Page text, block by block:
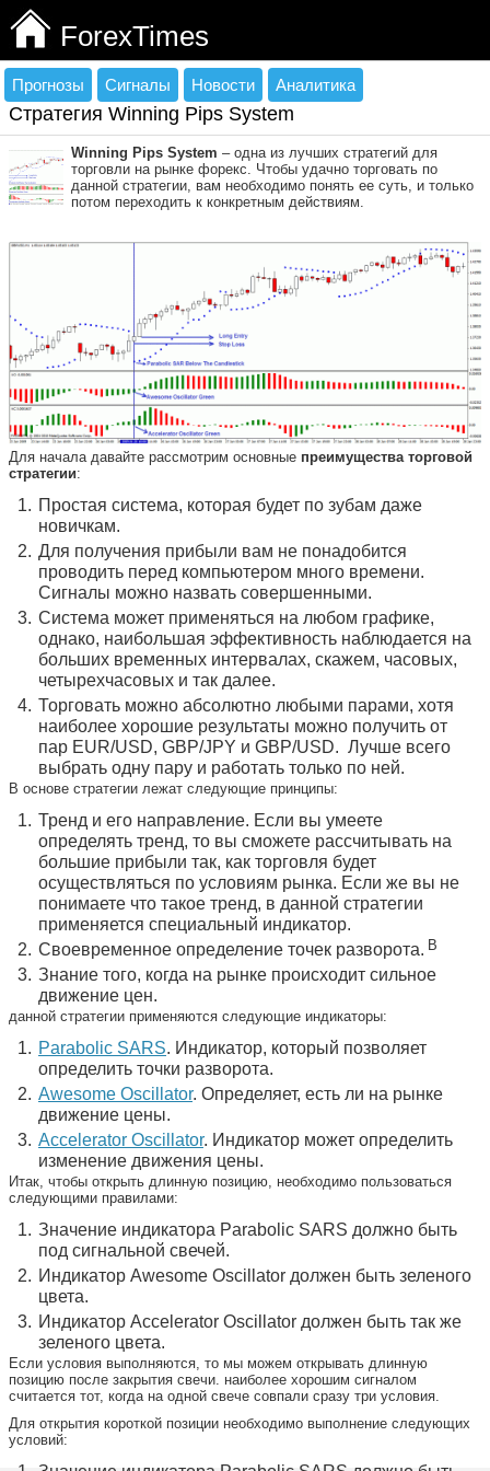
ForexTimes
Прогнозы Сигналы Новости Аналитика
Стратегия Winning Pips System
Winning Pips System – одна из лучших стратегий для
торговли на рынке форекс. Чтобы удачно торговать по
данной стратегии, вам необходимо понять ее суть, и только
потом переходить к конкретным действиям.
Для начала давайте рассмотрим основные преимущества торговой
стратегии:
Простая система, которая будет по зубам даже
новичкам.
Для получения прибыли вам не понадобится
проводить перед компьютером много времени.
Сигналы можно назвать совершенными.
Система может применяться на любом графике,
однако, наибольшая эффективность наблюдается на
больших временных интервалах, скажем, часовых,
четырехчасовых и так далее.
Торговать можно абсолютно любыми парами, хотя
наиболее хорошие результаты можно получить от
пар EUR/USD, GBP/JPY и GBP/USD. Лучше всего
выбрать одну пару и работать только по ней.
В основе стратегии лежат следующие принципы:
Тренд и его направление. Если вы умеете
определять тренд, то вы сможете рассчитывать на
большие прибыли так, как торговля будет
осуществляться по условиям рынка. Если же вы не
понимаете что такое тренд, в данной стратегии
применяется специальный индикатор.
Своевременное определение точек разворота.
Знание того, когда на рынке происходит сильное
движение цен.
В
данной стратегии применяются следующие индикаторы:
Parabolic SARS. Индикатор, который позволяет
определить точки разворота.
Awesome Oscillator. Определяет, есть ли на рынке
движение цены.
Accelerator Oscillator. Индикатор может определить
изменение движения цены.
Итак, чтобы открыть длинную позицию, необходимо пользоваться
следующими правилами:
Значение индикатора Parabolic SARS должно быть
под сигнальной свечей.
Индикатор Awesome Oscillator должен быть зеленого
цвета.
Индикатор Accelerator Oscillator должен быть так же
зеленого цвета.
Если условия выполняются, то мы можем открывать длинную
позицию после закрытия свечи. наиболее хорошим сигналом
считается тот, когда на одной свече совпали сразу три условия.
Для открытия короткой позиции необходимо выполнение следующих
условий: